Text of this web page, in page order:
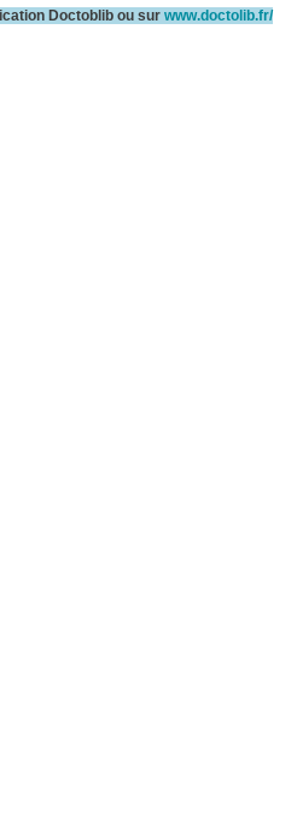
Doctoblib ou sur www.doctolib.fr/